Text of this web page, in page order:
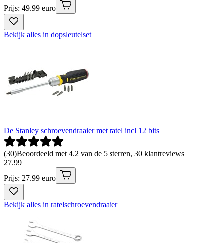
Prijs: 49.99 euro
Bekijk alles in dopsleutelset
De Stanley schroevendraaier met ratel incl 12 bits
(30)Beoordeeld met 4.2 van de 5 sterren, 30 klantreviews
27.99
Prijs: 27.99 euro
Bekijk alles in ratelschroevendraaier